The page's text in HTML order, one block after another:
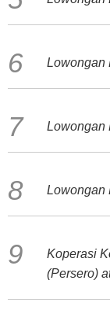
Lowongan
Lowongan
Lowongan
Koperasi
(Persero)